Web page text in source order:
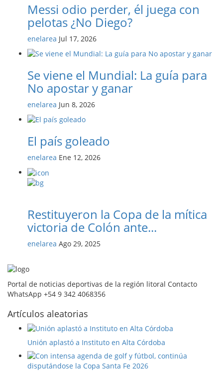
Messi odio perder, él juega con
pelotas ¿No Diego?
enelarea Jul 17, 2026
Se viene el Mundial: La guía para
No apostar y ganar
enelarea Jun 8, 2026
El país goleado
enelarea Ene 12, 2026
Restituyeron la Copa de la mítica
victoria de Colón ante...
enelarea Ago 29, 2025
Portal de noticias deportivas de la región litoral Contacto
WhatsApp +54 9 342 4068356
Artículos aleatorias
Unión aplastó a Instituto en Alta Córdoba